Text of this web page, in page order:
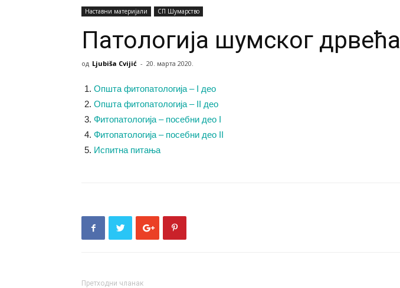
Наставни материјали СП Шумарство
Патологија шумског дрвећа
од Ljubiša Cvijić - 20. марта 2020.
Општа фитопатологија – I део
Општа фитопатологија – II део
Фитопатологија – посебни део I
Фитопатологија – посебни део II
Испитна питања
Претходни чланак